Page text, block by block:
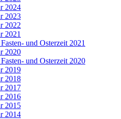
2024
2023
2022
2021
und Osterzeit 2021
2020
und Osterzeit 2020
2019
2018
2017
2016
2015
2014